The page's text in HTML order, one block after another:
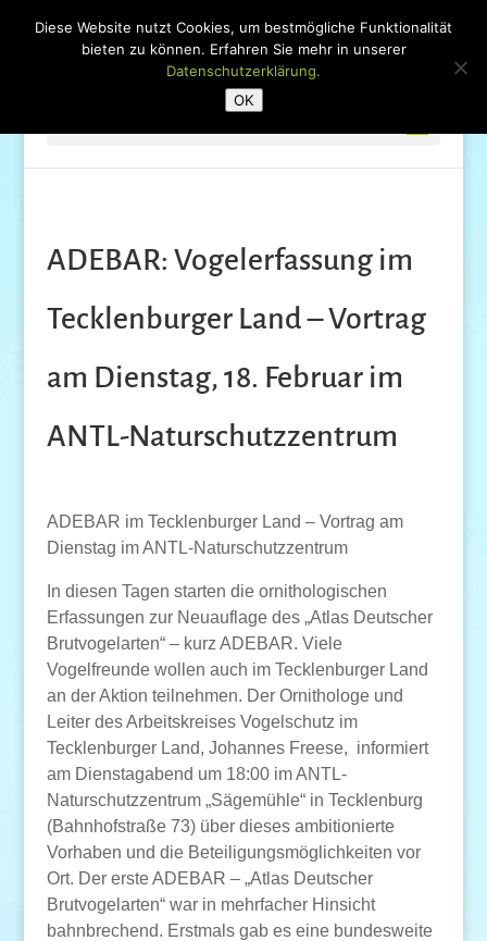
ADEBAR: Vogelerfassung im
Tecklenburger Land – Vortrag
am Dienstag, 18. Februar im
ANTL-Naturschutzzentrum
ADEBAR im Tecklenburger Land – Vortrag am
Dienstag im ANTL-Naturschutzzentrum
In diesen Tagen starten die ornithologischen
Erfassungen zur Neuauflage des „Atlas Deutscher
Brutvogelarten“ – kurz ADEBAR. Viele
Vogelfreunde wollen auch im Tecklenburger Land
an der Aktion teilnehmen. Der Ornithologe und
Leiter des Arbeitskreises Vogelschutz im
Tecklenburger Land, Johannes Freese, informiert
am Dienstagabend um 18:00 im ANTL-
Naturschutzzentrum „Sägemühle“ in Tecklenburg
(Bahnhofstraße 73) über dieses ambitionierte
Vorhaben und die Beteiligungsmöglichkeiten vor
Ort. Der erste ADEBAR – „Atlas Deutscher
Brutvogelarten“ war in mehrfacher Hinsicht
bahnbrechend. Erstmals gab es eine bundesweite
Diese Website nutzt Cookies, um bestmögliche Funktionalität
bieten zu können. Erfahren Sie mehr in unserer
Datenschutzerklärung.
OK